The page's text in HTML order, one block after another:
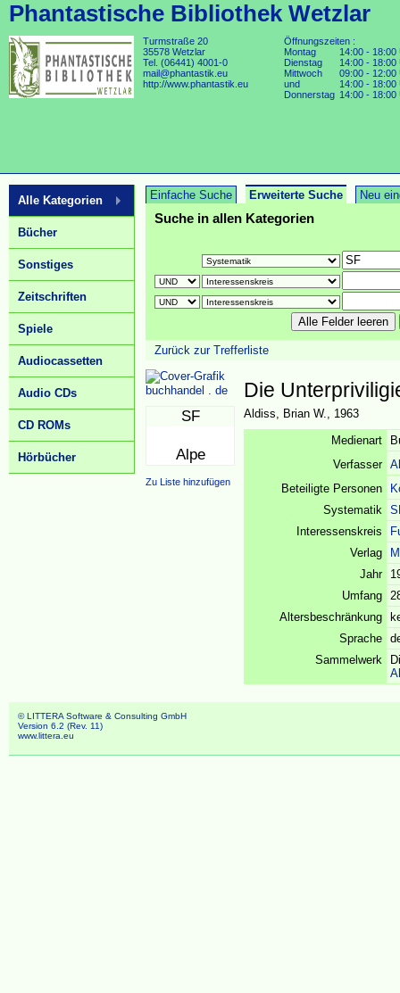
Phantastische Bibliothek Wetzlar
Turmstraße 20
35578 Wetzlar
Tel. (06441) 4001-0
mail@phantastik.eu
http://www.phantastik.eu
Öffnungszeiten :
Montag
14:00 - 18:00
Dienstag
14:00 - 18:00
Mittwoch
09:00 - 12:00
und
14:00 - 18:00
Donnerstag 14:00 - 18:00
Einfache Suche Erweiterte Suche Neu
Suche in allen Kategorien
Zurück zur Trefferliste
buchhandel . de
SF
Alpe
Zu Liste hinzufügen
Die
Aldiss, Brian W., 1963
Medienart
Verfasser
Beteiligte Personen
Systematik
Interessenskreis
Verlag
Jahr
Umfang
Altersbeschränkung
Sprache
Sammelwerk
Alle Kategorien
Bücher
Sonstiges
Zeitschriften
Spiele
Audiocassetten
Audio CDs
CD ROMs
Hörbücher
© LITTERA Software & Consulting GmbH
Version 6.2 (Rev. 11)
www.littera.eu